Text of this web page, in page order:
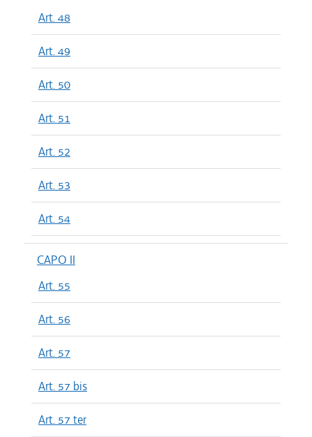
Art. 48
Art. 49
Art. 50
Art. 51
Art. 52
Art. 53
Art. 54
CAPO II
Art. 55
Art. 56
Art. 57
Art. 57 bis
Art. 57 ter